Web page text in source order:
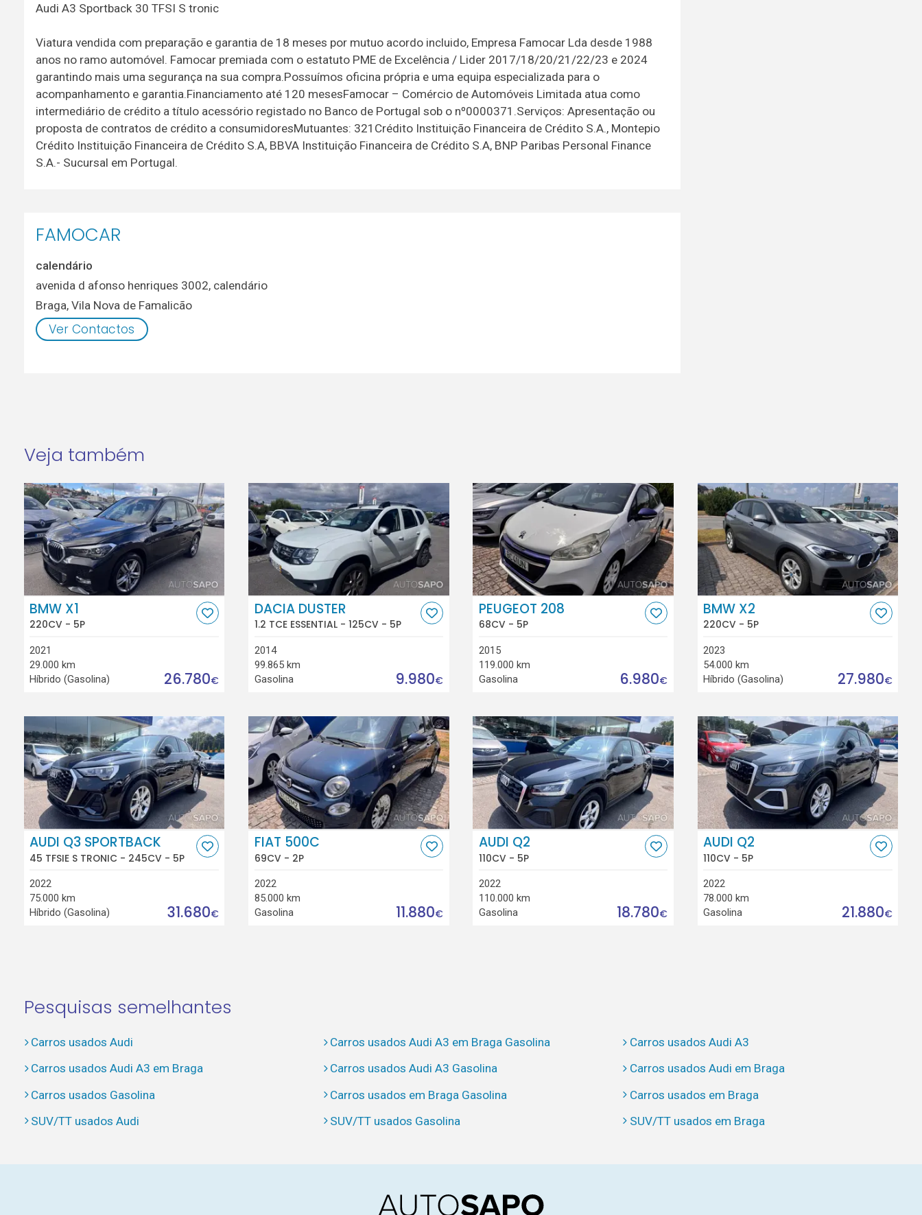
Audi A3 Sportback 30 TFSI S tronic
Viatura vendida com preparação e garantia de 18 meses por mutuo acordo incluido, Empresa Famocar Lda desde 1988
anos no ramo automóvel. Famocar premiada com o estatuto PME de Excelência / Lider 2017/18/20/21/22/23 e 2024
garantindo mais uma segurança na sua compra.Possuímos oficina própria e uma equipa especializada para o
acompanhamento e garantia.Financiamento até 120 mesesFamocar – Comércio de Automóveis Limitada atua como
intermediário de crédito a título acessório registado no Banco de Portugal sob o nº0000371.Serviços: Apresentação ou
proposta de contratos de crédito a consumidoresMutuantes: 321Crédito Instituição Financeira de Crédito S.A., Montepio
Crédito Instituição Financeira de Crédito S.A, BBVA Instituição Financeira de Crédito S.A, BNP Paribas Personal Finance
S.A.- Sucursal em Portugal.
FAMOCAR
calendário
avenida d afonso henriques 3002, calendário
Braga, Vila Nova de Famalicão
Ver Contactos
Veja também
BMW X1
220CV - 5P
2021
29.000 km
Híbrido (Gasolina)
26.780€
DACIA DUSTER
1.2 TCE ESSENTIAL - 125CV - 5P
2014
99.865 km
Gasolina
9.980€
PEUGEOT 208
68CV - 5P
2015
119.000 km
Gasolina
6.980€
BMW X2
220CV - 5P
2023
54.000 km
Híbrido (Gasolina)
27.980€
AUDI Q3 SPORTBACK
45 TFSIE S TRONIC - 245CV - 5P
2022
75.000 km
Híbrido (Gasolina)
31.680€
FIAT 500C
69CV - 2P
2022
85.000 km
Gasolina
11.880€
AUDI Q2
110CV - 5P
2022
110.000 km
Gasolina
18.780€
AUDI Q2
110CV - 5P
2022
78.000 km
Gasolina
21.880€
Pesquisas semelhantes
Carros usados Audi Carros usados Audi A3 em Braga Gasolina
Carros usados Audi A3
Carros usados Audi A3 em Braga
Carros usados Audi A3 Gasolina
Carros usados Audi em Braga
Carros usados Gasolina
Carros usados em Braga Gasolina
Carros usados em Braga
SUV/TT usados Audi
SUV/TT usados Gasolina SUV/TT usados em Braga